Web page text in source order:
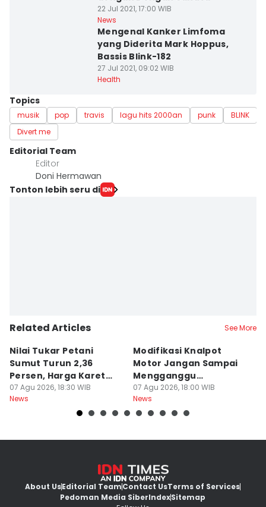
22 Jul 2021, 17:00 WIB
News
Mengenal Kanker Limfoma
yang Diderita Mark Hoppus,
Bassis Blink-182
27 Jul 2021, 09:02 WIB
Health
Topics
musik pop travis lagu hits 2000an punk
BLINK
Divert me
Editorial Team
Editor
Doni Hermawan
Tonton lebih seru di
Related Articles See More
Nilai Tukar Petani
Sumut Turun 2,36
Persen, Harga Karet
Jadi Pemicu Utama
07 Agu 2026, 18:30 WIB
News
Modifikasi Knalpot
Motor Jangan Sampai
Mengganggu
Pengendara Lain
07 Agu 2026, 18:00 WIB
News
About UsEditorial TeamContact UsTerms of Services
Pedoman Media SiberIndexSitemap